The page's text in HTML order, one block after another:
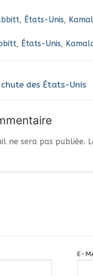
, États-Unis,
, États-Unis,
des États-Unis
ne sera pas publiée.
E-